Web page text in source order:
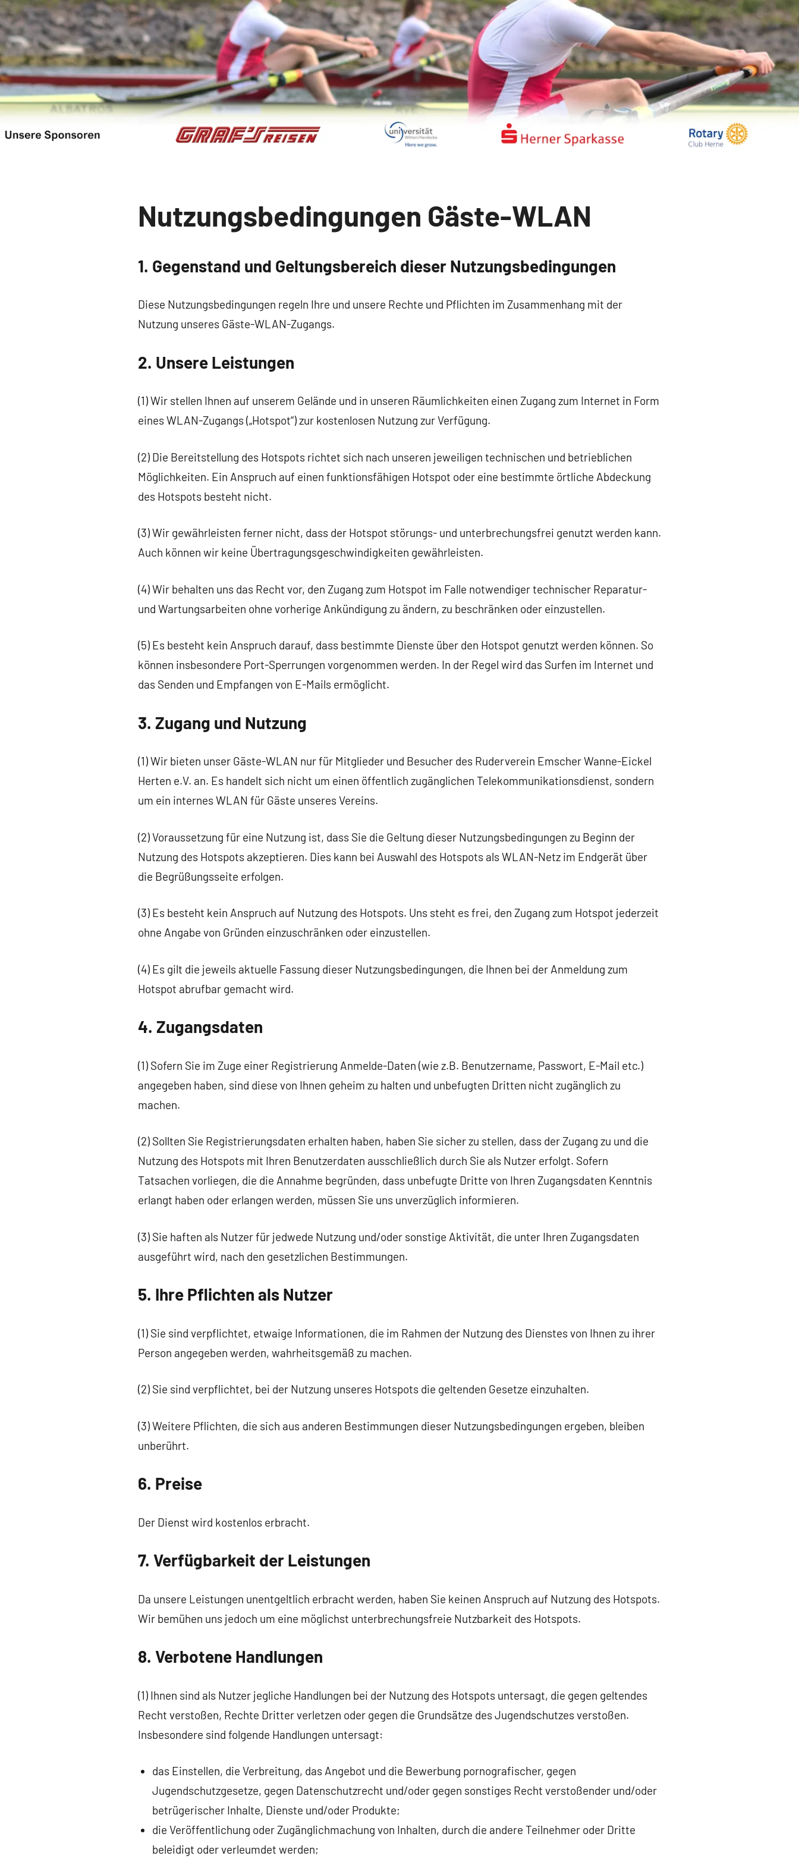
Nutzungsbedingungen Gäste-WLAN
1. Gegenstand und Geltungsbereich dieser Nutzungsbedingungen
Diese Nutzungsbedingungen regeln Ihre und unsere Rechte und Pflichten im Zusammenhang mit der
Nutzung unseres Gäste-WLAN-Zugangs.
2. Unsere Leistungen
(1) Wir stellen Ihnen auf unserem Gelände und in unseren Räumlichkeiten einen Zugang zum Internet in Form
eines WLAN-Zugangs („Hotspot“) zur kostenlosen Nutzung zur Verfügung.
(2) Die Bereitstellung des Hotspots richtet sich nach unseren jeweiligen technischen und betrieblichen
Möglichkeiten. Ein Anspruch auf einen funktionsfähigen Hotspot oder eine bestimmte örtliche Abdeckung
des Hotspots besteht nicht.
(3) Wir gewährleisten ferner nicht, dass der Hotspot störungs- und unterbrechungsfrei genutzt werden kann.
Auch können wir keine Übertragungsgeschwindigkeiten gewährleisten.
(4) Wir behalten uns das Recht vor, den Zugang zum Hotspot im Falle notwendiger technischer Reparatur-
und Wartungsarbeiten ohne vorherige Ankündigung zu ändern, zu beschränken oder einzustellen.
(5) Es besteht kein Anspruch darauf, dass bestimmte Dienste über den Hotspot genutzt werden können. So
können insbesondere Port-Sperrungen vorgenommen werden. In der Regel wird das Surfen im Internet und
das Senden und Empfangen von E-Mails ermöglicht.
3. Zugang und Nutzung
(1) Wir bieten unser Gäste-WLAN nur für Mitglieder und Besucher des Ruderverein Emscher Wanne-Eickel
Herten e.V. an. Es handelt sich nicht um einen öffentlich zugänglichen Telekommunikationsdienst, sondern
um ein internes WLAN für Gäste unseres Vereins.
(2) Voraussetzung für eine Nutzung ist, dass Sie die Geltung dieser Nutzungsbedingungen zu Beginn der
Nutzung des Hotspots akzeptieren. Dies kann bei Auswahl des Hotspots als WLAN-Netz im Endgerät über
die Begrüßungsseite erfolgen.
(3) Es besteht kein Anspruch auf Nutzung des Hotspots. Uns steht es frei, den Zugang zum Hotspot jederzeit
ohne Angabe von Gründen einzuschränken oder einzustellen.
(4) Es gilt die jeweils aktuelle Fassung dieser Nutzungsbedingungen, die Ihnen bei der Anmeldung zum
Hotspot abrufbar gemacht wird.
4. Zugangsdaten
(1) Sofern Sie im Zuge einer Registrierung Anmelde-Daten (wie z.B. Benutzername, Passwort, E-Mail etc.)
angegeben haben, sind diese von Ihnen geheim zu halten und unbefugten Dritten nicht zugänglich zu
machen.
(2) Sollten Sie Registrierungsdaten erhalten haben, haben Sie sicher zu stellen, dass der Zugang zu und die
Nutzung des Hotspots mit Ihren Benutzerdaten ausschließlich durch Sie als Nutzer erfolgt. Sofern
Tatsachen vorliegen, die die Annahme begründen, dass unbefugte Dritte von Ihren Zugangsdaten Kenntnis
erlangt haben oder erlangen werden, müssen Sie uns unverzüglich informieren.
(3) Sie haften als Nutzer für jedwede Nutzung und/oder sonstige Aktivität, die unter Ihren Zugangsdaten
ausgeführt wird, nach den gesetzlichen Bestimmungen.
5. Ihre Pflichten als Nutzer
(1) Sie sind verpflichtet, etwaige Informationen, die im Rahmen der Nutzung des Dienstes von Ihnen zu ihrer
Person angegeben werden, wahrheitsgemäß zu machen.
(2) Sie sind verpflichtet, bei der Nutzung unseres Hotspots die geltenden Gesetze einzuhalten.
(3) Weitere Pflichten, die sich aus anderen Bestimmungen dieser Nutzungsbedingungen ergeben, bleiben
unberührt.
6. Preise
Der Dienst wird kostenlos erbracht.
7. Verfügbarkeit der Leistungen
Da unsere Leistungen unentgeltlich erbracht werden, haben Sie keinen Anspruch auf Nutzung des Hotspots.
Wir bemühen uns jedoch um eine möglichst unterbrechungsfreie Nutzbarkeit des Hotspots.
8. Verbotene Handlungen
(1) Ihnen sind als Nutzer jegliche Handlungen bei der Nutzung des Hotspots untersagt, die gegen geltendes
Recht verstoßen, Rechte Dritter verletzen oder gegen die Grundsätze des Jugendschutzes verstoßen.
Insbesondere sind folgende Handlungen untersagt:
das Einstellen, die Verbreitung, das Angebot und die Bewerbung pornografischer, gegen
Jugendschutzgesetze, gegen Datenschutzrecht und/oder gegen sonstiges Recht verstoßender und/oder
betrügerischer Inhalte, Dienste und/oder Produkte;
die Veröffentlichung oder Zugänglichmachung von Inhalten, durch die andere Teilnehmer oder Dritte
beleidigt oder verleumdet werden;